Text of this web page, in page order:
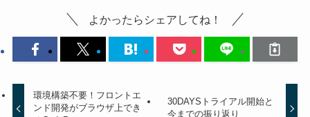
よかったらシェアしてね！
環境構築不要！フロントエ
ンド開発がブラウザ上でき
30DAYSトライアル開始と
今までの振り返り